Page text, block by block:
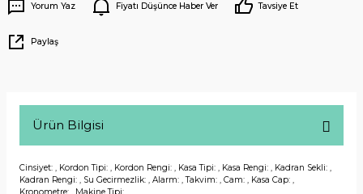
Yorum Yaz Fiyatı Düşünce Haber Ver Tavsiye Et
Paylaş
Ürün Bilgisi
Cinsiyet: , Kordon Tipi: , Kordon Rengi: , Kasa Tipi: , Kasa Rengi: , Kadran Sekli: ,
Kadran Rengi: , Su Gecirmezlik: , Alarm: , Takvim: , Cam: , Kasa Cap: ,